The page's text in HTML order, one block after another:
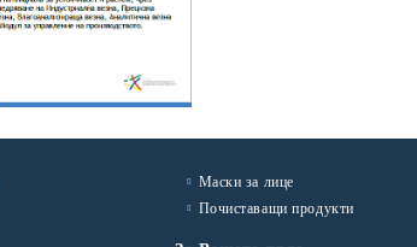
Маски за лице
Почиставащи продукти